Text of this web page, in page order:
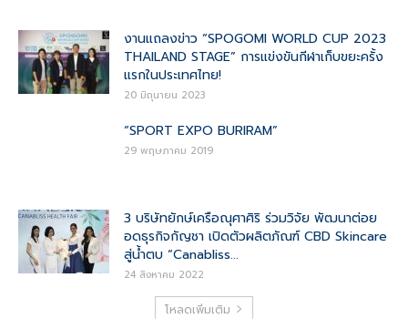
งานแถลงข่าว “SPOGOMI WORLD CUP 2023
THAILAND STAGE” การแข่งขันกีฬาเก็บขยะครั้ง
แรกในประเทศไทย!
20 มิถุนายน 2023
“SPORT EXPO BURIRAM”
29 พฤษภาคม 2019
3 บริษัทยักษ์เครือณุศาศิริ ร่วมวิจัย พัฒนาต่อย
อดธุรกิจกัญชา เปิดตัวผลิตภัณฑ์ CBD Skincare
สู่น้ำตบ “Canabliss...
24 สิงหาคม 2022
โหลดเพิ่มเติม